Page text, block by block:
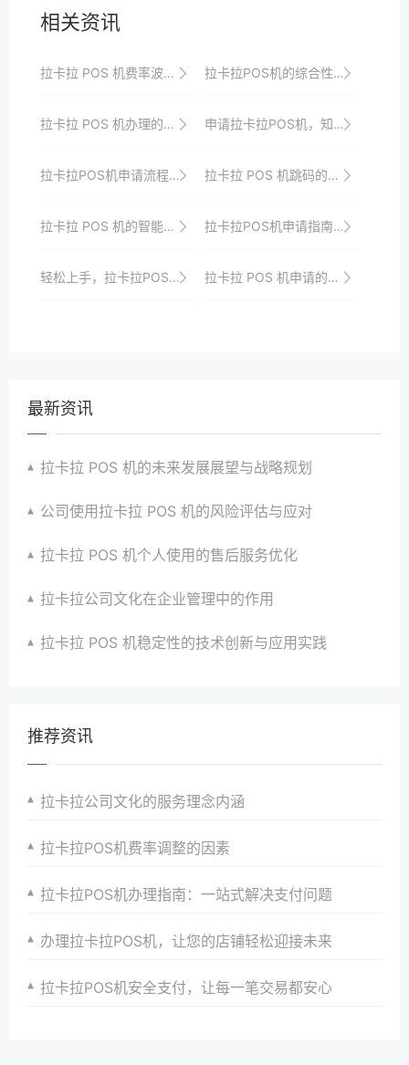
相关资讯
拉卡拉 POS 机费率波动的应对策略 拉卡拉POS机的综合性能提升对用户体验的影响
拉卡拉 POS 机办理的流程优化建议 申请拉卡拉POS机，知识点必备
拉卡拉POS机申请流程中的常见问题与解决方案 拉卡拉 POS 机跳码的原因
拉卡拉 POS 机的智能支付功能解析 拉卡拉POS机申请指南：为商户打造无忧支付环境
轻松上手，拉卡拉POS机申请与操作指南 拉卡拉 POS 机申请的支付方式分析
最新资讯
拉卡拉 POS 机的未来发展展望与战略规划
公司使用拉卡拉 POS 机的风险评估与应对
拉卡拉 POS 机个人使用的售后服务优化
拉卡拉公司文化在企业管理中的作用
拉卡拉 POS 机稳定性的技术创新与应用实践
推荐资讯
拉卡拉公司文化的服务理念内涵
拉卡拉POS机费率调整的因素
拉卡拉POS机办理指南：一站式解决支付问题
办理拉卡拉POS机，让您的店铺轻松迎接未来
拉卡拉POS机安全支付，让每一笔交易都安心